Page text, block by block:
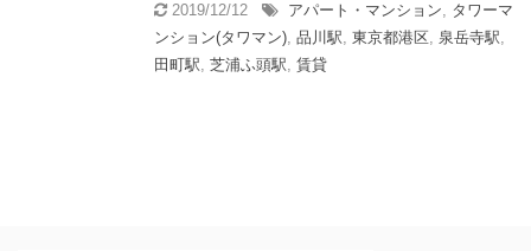
2019/12/12 アパート・マンション, タワーマ
ンション(タワマン), 品川駅, 東京都港区, 泉岳寺駅,
田町駅, 芝浦ふ頭駅, 賃貸